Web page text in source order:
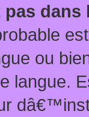
dans
ou
langue.